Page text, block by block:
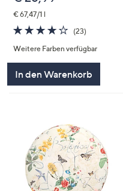
€ 67,47/1 l
3.6
von
5
(23)23
Weitere Farben verfügbar
In den Warenkorb